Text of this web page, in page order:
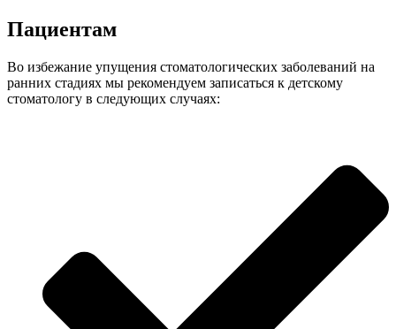
Пациентам
Во избежание упущения стоматологических заболеваний на
ранних стадиях мы рекомендуем записаться к детскому
стоматологу в следующих случаях: